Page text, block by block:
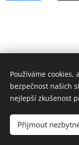
Používáme
bezpečnost našich
nejlepší zkušenost
Přijmout